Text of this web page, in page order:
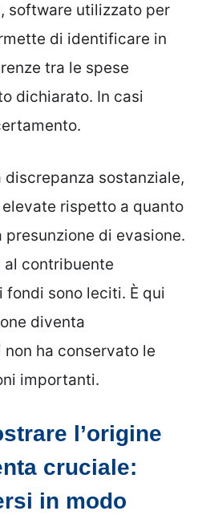
software utilizzato per
di identificare in
tra le spese
dichiarato. In casi
discrepanza sostanziale,
rispetto a quanto
di evasione.
contribuente
fondi sono leciti. È qui
diventa
ha conservato le
importanti.
l’origine
cruciale:
in modo